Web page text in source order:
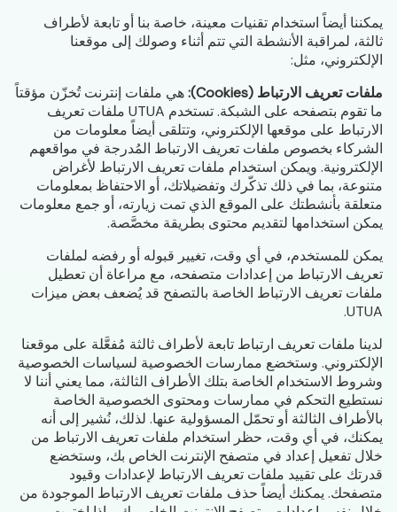
يمكننا أيضاً استخدام تقنيات معينة، خاصة بنا أو تابعة لأطراف
ثالثة، لمراقبة الأنشطة التي تتم أثناء وصولك إلى موقعنا
الإلكتروني، مثل:
ملفات تعريف الارتباط (Cookies):
هي ملفات إنترنت تُخزّن مؤقتاً
ما تقوم بتصفحه على الشبكة. تستخدم UTUA ملفات تعريف
الارتباط على موقعها الإلكتروني، وتتلقى أيضاً معلومات من
الشركاء بخصوص ملفات تعريف الارتباط المُدرجة في مواقعهم
الإلكترونية. ويمكن استخدام ملفات تعريف الارتباط لأغراض
متنوعة، بما في ذلك تذكّرك وتفضيلاتك، أو الاحتفاظ بمعلومات
متعلقة بأنشطتك على الموقع الذي تمت زيارته، أو جمع معلومات
يمكن استخدامها لتقديم محتوى بطريقة مخصَّصة.
يمكن للمستخدم، في أي وقت، تغيير قبوله أو رفضه لملفات
تعريف الارتباط من إعدادات متصفحه، مع مراعاة أن تعطيل
ملفات تعريف الارتباط الخاصة بالتصفح قد يُضعف بعض ميزات
UTUA.
لدينا ملفات تعريف ارتباط تابعة لأطراف ثالثة مُفعَّلة على موقعنا
الإلكتروني. وستخضع ممارسات الخصوصية لسياسات الخصوصية
وشروط الاستخدام الخاصة بتلك الأطراف الثالثة، مما يعني أننا لا
نستطيع التحكم في ممارسات ومحتوى الخصوصية الخاصة
بالأطراف الثالثة أو تحمّل المسؤولية عنها. لذلك، نُشير إلى أنه
يمكنك، في أي وقت، حظر استخدام ملفات تعريف الارتباط من
خلال تفعيل إعداد في متصفح الإنترنت الخاص بك، وستخضع
قدرتك على تقييد ملفات تعريف الارتباط لإعدادات وقيود
متصفحك. يمكنك أيضاً حذف ملفات تعريف الارتباط الموجودة من